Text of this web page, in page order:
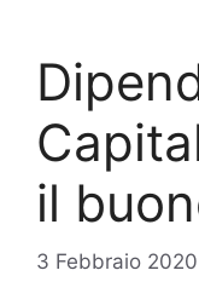
il
3 Febbraio